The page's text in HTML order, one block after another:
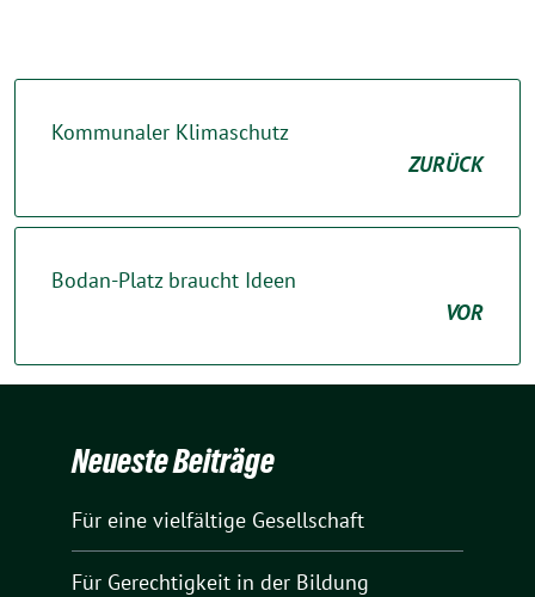
Kommunaler Klimaschutz
ZURÜCK
Bodan-Platz braucht Ideen
VOR
Neueste Beiträge
Für eine vielfältige Gesellschaft
Für Gerechtigkeit in der Bildung